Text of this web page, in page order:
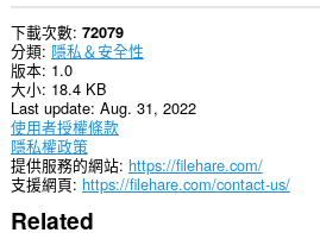
下載次數 72079
分類 隱私＆安全性
版本 1.0
大小 18.4 KB
Last update Aug. 31, 2022
使用者授權條款
隱私權政策
提供服務的網站 https://filehare.com/
支援網頁 https://filehare.com/contact-us/
Related